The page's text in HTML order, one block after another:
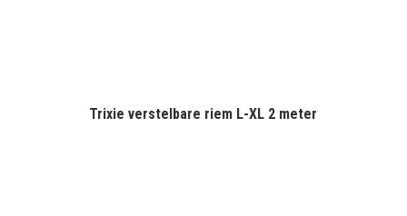
Trixie verstelbare riem L-XL 2 meter